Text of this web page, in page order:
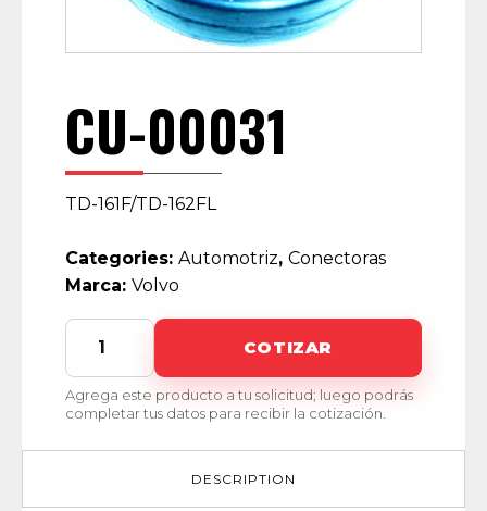
CU-00031
TD-161F/TD-162FL
Categories: Automotriz, Conectoras
Marca: Volvo
00031
quantity
COTIZAR
Agrega este producto a tu solicitud; luego podrás
completar tus datos para recibir la cotización.
DESCRIPTION